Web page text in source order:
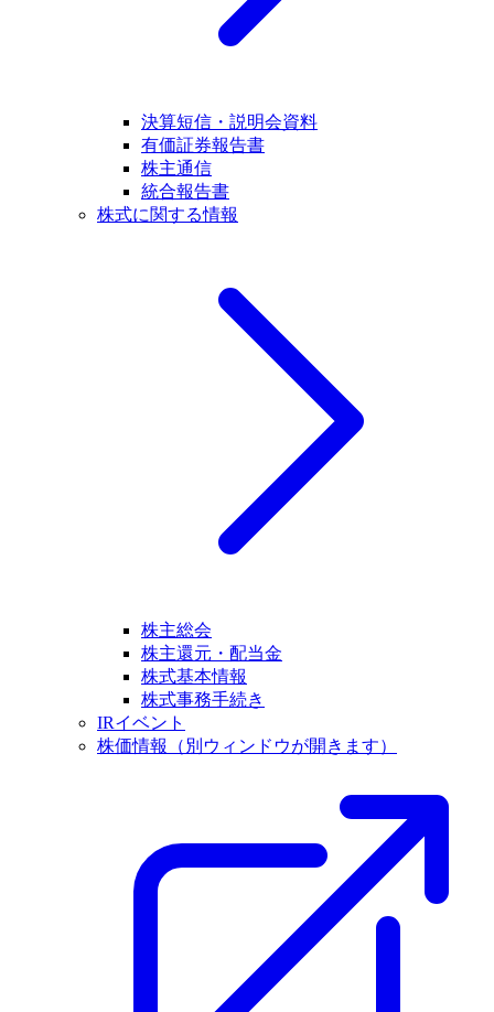
決算短信・説明会資料
有価証券報告書
株主通信
統合報告書
株式に関する情報
株主総会
株主還元・配当金
株式基本情報
株式事務手続き
IRイベント
株価情報
（別ウィンドウが開きます）